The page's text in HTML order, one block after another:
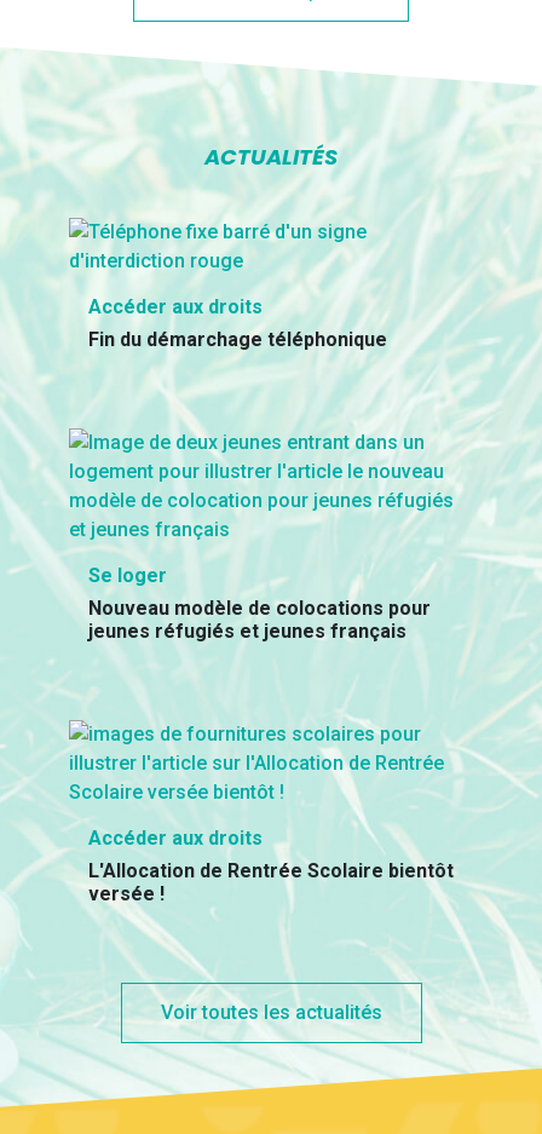
ACTUALITÉS
Accéder aux droits
Fin du démarchage téléphonique
Se loger
Nouveau modèle de colocations pour
jeunes réfugiés et jeunes français
Accéder aux droits
L'Allocation de Rentrée Scolaire bientôt
versée !
Voir toutes les actualités